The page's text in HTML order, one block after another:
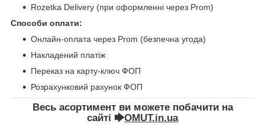
Rozetka Delivery (при оформленні через Prom)
Способи оплати:
Онлайн-оплата через Prom (безпечна угода)
Накладений платіж
Переказ на карту-ключ ФОП
Розрахунковий рахунок ФОП
Весь асортимент ви можете побачити на
сайті 🡆OMUT.in.ua